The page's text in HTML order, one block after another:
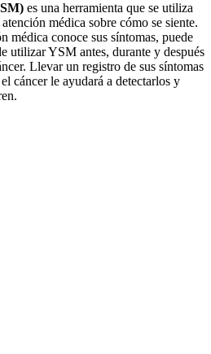
es una herramienta que se utiliza
médica sobre cómo se siente.
médica conoce sus síntomas, puede
utilizar YSM antes, durante y después
Llevar un registro de sus síntomas
cáncer le ayudará a detectarlos y